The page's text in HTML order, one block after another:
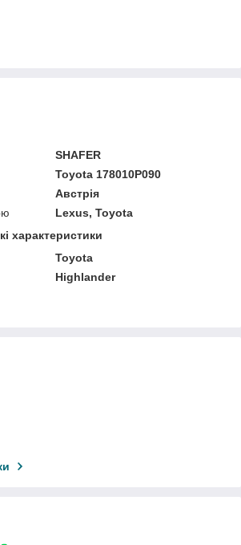
SHAFER
Toyota 178010P090
Австрія
Lexus, Toyota
характеристики
Toyota
Highlander